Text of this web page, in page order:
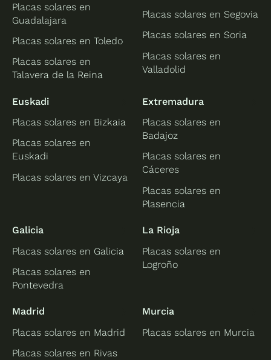
Placas solares en
Guadalajara
Placas solares en Toledo
Placas solares en
Talavera de la Reina
Placas solares en Segovia
Placas solares en Soria
Placas solares en
Valladolid
Euskadi
Placas solares en Bizkaia
Placas solares en
Euskadi
Placas solares en Vizcaya
Extremadura
Placas solares en
Badajoz
Placas solares en
Cáceres
Placas solares en
Plasencia
Galicia
Placas solares en Galicia
Placas solares en
Pontevedra
La Rioja
Placas solares en
Logroño
Madrid
Placas solares en Madrid
Placas solares en Rivas
Murcia
Placas solares en Murcia